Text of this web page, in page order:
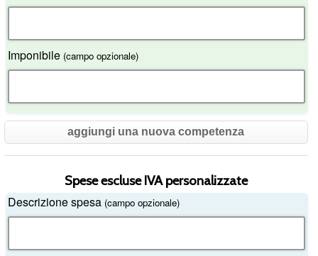
Imponibile (campo opzionale)
aggiungi una nuova competenza
Spese escluse IVA personalizzate
Descrizione spesa (campo opzionale)